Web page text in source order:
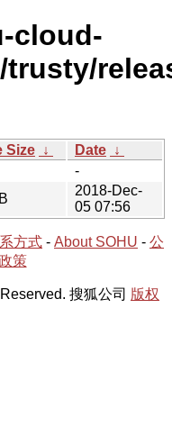
cloud-
trusty/
Size ↓ Date ↓
-
2018-Dec-
05 07:56
方式 - About SOHU - 公
策
搜狐公司 版权